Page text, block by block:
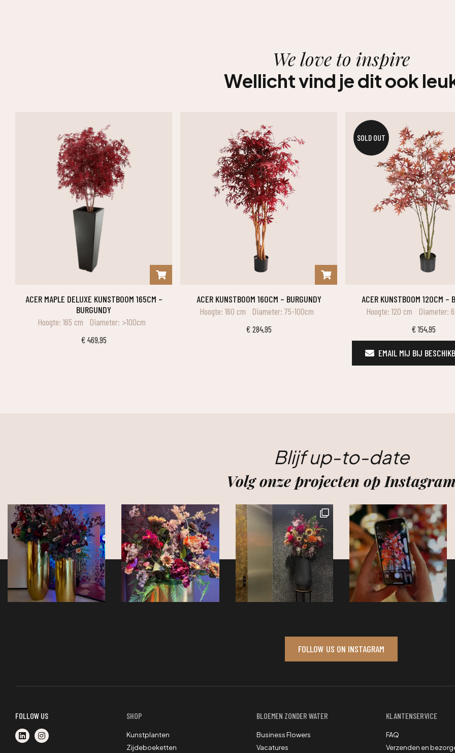
We love to inspire
Wellicht vind je dit ook
ACER MAPLE DELUXE KUNSTBOOM 165CM –
BURGUNDY
Hoogte: 165 cm
Diameter: >100cm
€ 469,95
ACER KUNSTBOOM 160CM – BURGUNDY
Hoogte: 160 cm
Diameter: 75-100cm
€ 284,95
SOLD OUT
ACER KUNSTBOOM 120CM –
Hoogte: 120 cm
Diameter:
€154,95
EMAIL MIJ BIJ
Blijf up-to-date
Volg onze projecten op
FOLLOW US ON INSTAGRAM
FOLLOW US SHOP
Kunstplanten
Zijdeboeketten
BLOEMEN ZONDER WATER
Business Flowers
Vacatures
KLANTENSERVICE
FAQ
Verzenden en